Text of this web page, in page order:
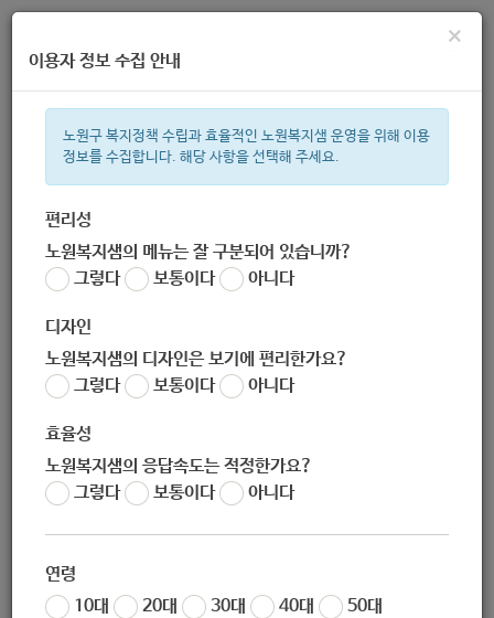
주간 인기검색어
한눈으로 보는 복지 정보
×
이용자 정보 수집 안내
노원구 복지정책 수립과 효율적인 노원복지샘 운영을 위해 이용
정보를 수집합니다. 해당 사항을 선택해 주세요.
편리성
노원복지샘의 메뉴는 잘 구분되어 있습니까?
그렇다
보통이다 아니다
디자인
노원복지샘의 디자인은 보기에 편리한가요?
그렇다
보통이다 아니다
효율성
노원복지샘의 응답속도는 적정한가요?
그렇다
보통이다 아니다
연령
10대
20대 30대 40대
50대
열림지역아동센터
02-936-7574